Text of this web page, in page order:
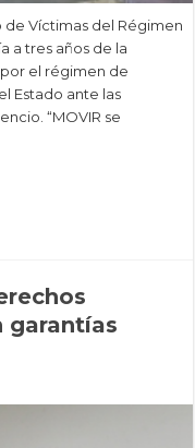
de Víctimas del Régimen
a tres años de la
el régimen de
Estado ante las
“MOVIR se
garantías